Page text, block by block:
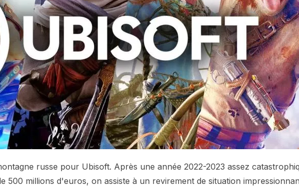
russe pour Ubisoft. Après une année 2022-2023 assez
500 millions d'euros, on assiste à un revirement de situation